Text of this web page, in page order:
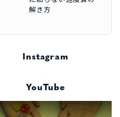
解き方
Instagram
YouTube